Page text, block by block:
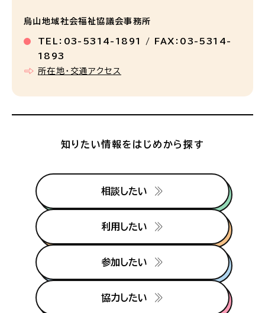
烏山地域社会福祉協議会事務所
TEL：03-5314-1891 / FAX：03-5314-
1893
所在地・交通アクセス
知りたい情報をはじめから探す
相談したい
利用したい
参加したい
協力したい